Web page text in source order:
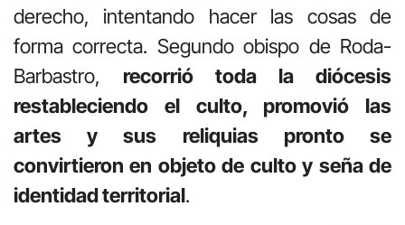
derecho, intentando hacer las cosas de
forma correcta. Segundo obispo de Roda-
Barbastro, recorrió toda la diócesis
restableciendo el culto, promovió las
artes y sus reliquias pronto se
convirtieron en objeto de culto y seña de
identidad territorial.